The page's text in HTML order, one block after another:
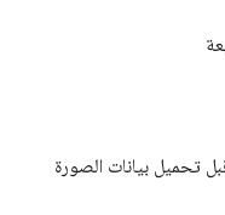
تحميل بيانات الصورة